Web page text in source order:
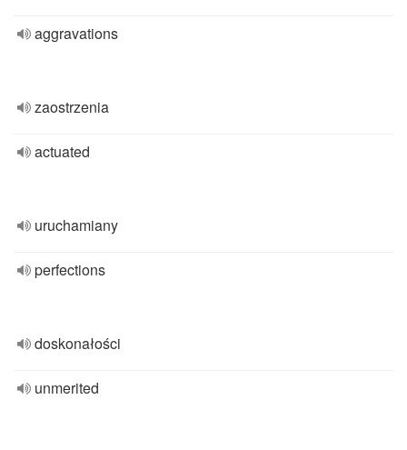
aggravations
zaostrzenia
actuated
uruchamiany
perfections
doskonałości
unmerited